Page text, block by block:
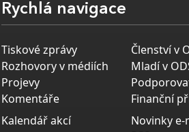
Rychlá navigace
Tiskové zprávy
Rozhovory v médiích
Projevy
Komentáře
Kalendář akcí
Členství v
Mladí v
Finanční
Novinky e-